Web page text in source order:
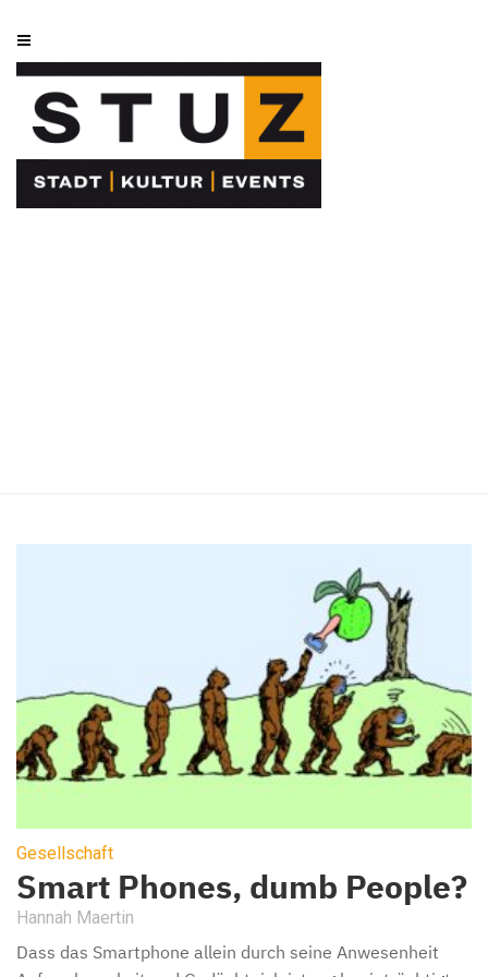
Gesellschaft
Smart Phones, dumb People?
Hannah Maertin
Dass das Smartphone allein durch seine Anwesenheit